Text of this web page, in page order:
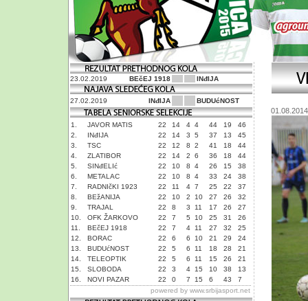
23.02.2019 BEčEJ 1918 INđIJA
27.02.2019 INđIJA BUDUćNOST
1. JAVOR MATIS 22 14 4 4 44 19
46
2.
INđIJA 22 14 3 5 37 13
45
3.
TSC 22 12 8 2 41 18
44
4.
ZLATIBOR 22 14 2 6 36 18
44
5.
SINđELIć 22 10 8 4 26 15
38
6.
METALAC 22 10 8 4 33 24
38
7.
RADNIčKI 1923 22 11 4 7 25 22
37
8.
BEžANIJA 22 10 2 10 27 26
32
9.
TRAJAL 22 8 3 11 17 26
27
10.
OFK ŽARKOVO 22 7 5 10 25 31
26
11.
BEčEJ 1918 22 7 4 11 27 32
25
12.
BORAC 22 6 6 10 21 29
24
13.
BUDUćNOST 22 5 6 11 18 28
21
14.
TELEOPTIK 22 5 6 11 15 26
21
15.
SLOBODA 22 3 4 15 10 38
13
16.
NOVI PAZAR 22 0 7 15 6 43
7
powered by www.srbijasport.net
01.08.2014